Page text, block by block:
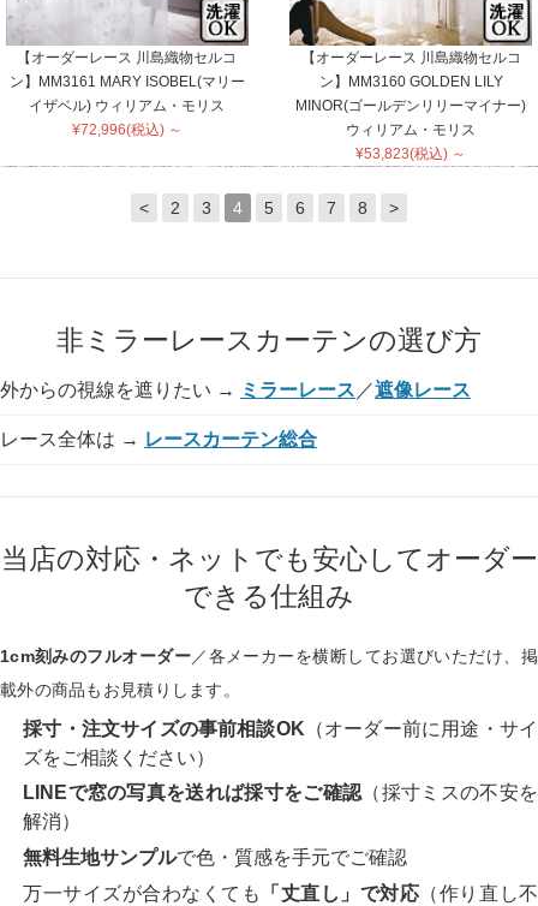
【オーダーレース 川島織物セルコ
ン】MM3161 MARY ISOBEL(マリー
イザベル) ウィリアム・モリス
¥72,996(税込) ～
【オーダーレース 川島織物セルコ
ン】MM3160 GOLDEN LILY
MINOR(ゴールデンリリーマイナー)
ウィリアム・モリス
¥53,823(税込) ～
< 2 3 4 5 6 7 8 >
非ミラーレースカーテンの選び方
外からの視線を遮りたい → ミラーレース ／遮像レース
レース全体は → レースカーテン総合
当店の対応・ネットでも安心してオーダー
できる仕組み
1cm刻みのフルオーダー／各メーカーを横断してお選びいただけ、掲
載外の商品もお見積りします。
採寸・注文サイズの事前相談OK （オーダー前に用途・サイ
ズをご相談ください）
LINEで窓の写真を送れば採寸をご確認 （採寸ミスの不安を
解消）
無料生地サンプルで色・質感を手元でご確認
万一サイズが合わなくても
「丈直し」で対応 （作り直し不